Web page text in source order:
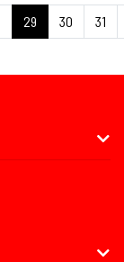
29 30 31